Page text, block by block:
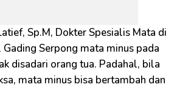
Sp.M, Dokter Spesialis Mata di
Serpong mata minus pada
disadari orang tua. Padahal, bila
mata minus bisa bertambah dan